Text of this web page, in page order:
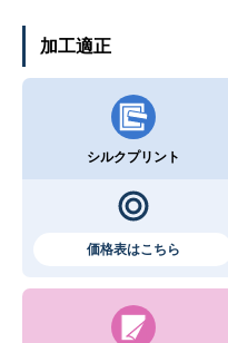
加工適正
シルクプリント
価格表はこちら